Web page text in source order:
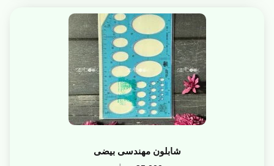
شابلون مهندسی بیضی